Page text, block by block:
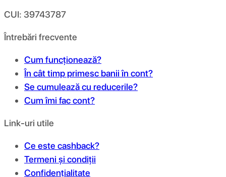
CUI: 39743787
Întrebări frecvente
Cum funcționează?
În cât timp primesc banii în cont?
Se cumulează cu reducerile?
Cum îmi fac cont?
Link-uri utile
Ce este cashback?
Termeni și condiții
Confidențialitate